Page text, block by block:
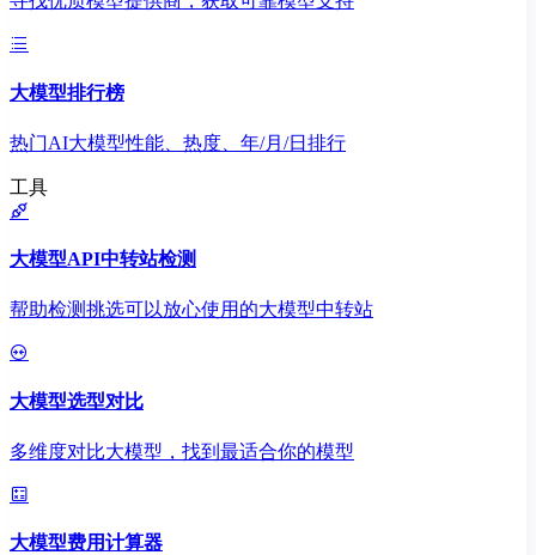
大模型排行榜
热门AI大模型性能、热度、年/月/日排行
工具
大模型API中转站检测
帮助检测挑选可以放心使用的大模型中转站
大模型选型对比
多维度对比大模型，找到最适合你的模型
大模型费用计算器